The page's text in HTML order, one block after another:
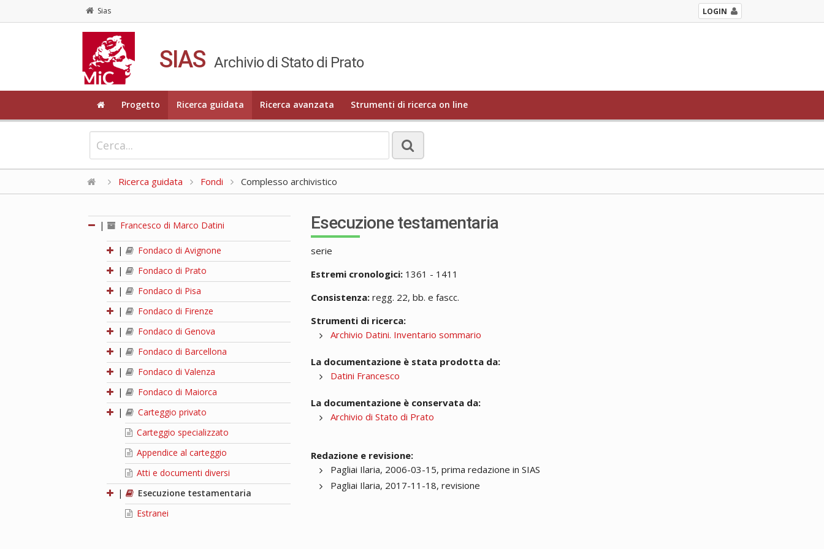
Sias LOGIN
SIAS Archivio di Stato di Prato
Progetto Ricerca guidata Ricerca avanzata Strumenti di ricerca on line
Ricerca guidata Fondi Complesso archivistico
| Francesco di Marco Datini
|
Fondaco di Avignone
|
Fondaco di Prato
|
Fondaco di Pisa
|
Fondaco di Firenze
|
Fondaco di Genova
|
Fondaco di Barcellona
|
Fondaco di Valenza
|
Fondaco di Maiorca
|
Carteggio privato
Carteggio specializzato
Appendice al carteggio
Atti e documenti diversi
|
Esecuzione testamentaria
Estranei
Esecuzione testamentaria
serie
Estremi cronologici: 1361 - 1411
Consistenza: regg. 22, bb. e fascc.
Strumenti di ricerca:
Archivio Datini. Inventario sommario
La documentazione è stata prodotta da:
Datini Francesco
La documentazione è conservata da:
Archivio di Stato di Prato
Redazione e revisione:
Pagliai Ilaria, 2006-03-15, prima redazione in SIAS
Pagliai Ilaria, 2017-11-18, revisione